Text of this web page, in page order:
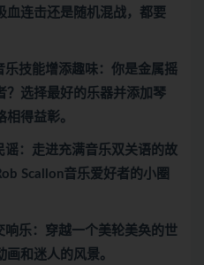
血连击还是随机混战，都要
技能增添趣味：你是金属摇
？选择最好的乐器并添加琴
得益彰。
：走进充满音乐双关语的故
Scallon音乐爱好者的小圈
乐：穿越一个美轮美奂的世
和迷人的风景。